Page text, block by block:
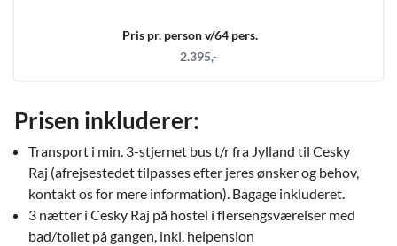
Pris pr. person v/64 pers.
2.395,-
Prisen inkluderer:
Transport i min. 3-stjernet bus t/r fra Jylland til Cesky
Raj (afrejsestedet tilpasses efter jeres ønsker og behov,
kontakt os for mere information). Bagage inkluderet.
3 nætter i Cesky Raj på hostel i flersengsværelser med
bad/toilet på gangen, inkl. helpension